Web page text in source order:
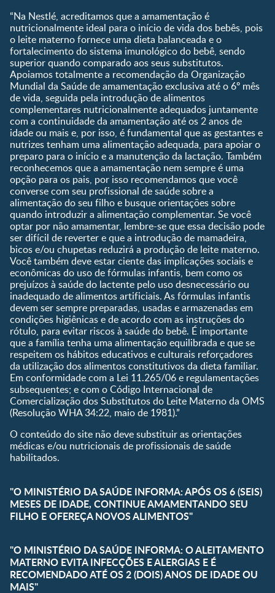
Fale conosco
Shopping
Compre Agora
Gravidez
Pós-Parto
0 a 5 meses
6 a 8 meses
9 a 12 meses
1 a 3 anos
Pré-escolar
Desenvolvimento
Ser Mãe e Pai
Nutrição, Alimentação e
Saúde
Ferramentas
Quando eu ficarei fértil?
Que dia meu bebê vai
nascer?
Guia de Nomes para Bebê
Calendário de semanas de
gravidez
Calculadora de cor dos
olhos
Curva de crescimento do
bebê
Planeta dos Pais
Receitas
“Na Nestlé, acreditamos que a amamentação é
nutricionalmente ideal para o início de vida dos bebês, pois
o leite materno fornece uma dieta balanceada e o
fortalecimento do sistema imunológico do bebê, sendo
superior quando comparado aos seus substitutos.
Apoiamos totalmente a recomendação da Organização
Mundial da Saúde de amamentação exclusiva até o 6º mês
de vida, seguida pela introdução de alimentos
complementares nutricionalmente adequados juntamente
com a continuidade da amamentação até os 2 anos de
idade ou mais e, por isso, é fundamental que as gestantes e
nutrizes tenham uma alimentação adequada, para apoiar o
preparo para o início e a manutenção da lactação. Também
reconhecemos que a amamentação nem sempre é uma
opção para os pais, por isso recomendamos que você
converse com seu profissional de saúde sobre a
alimentação do seu filho e busque orientações sobre
quando introduzir a alimentação complementar. Se você
optar por não amamentar, lembre-se que essa decisão pode
ser difícil de reverter e que a introdução de mamadeira,
bicos e/ou chupetas reduzirá a produção de leite materno.
Você também deve estar ciente das implicações sociais e
econômicas do uso de fórmulas infantis, bem como os
prejuízos à saúde do lactente pelo uso desnecessário ou
inadequado de alimentos artificiais. As fórmulas infantis
devem ser sempre preparadas, usadas e armazenadas em
condições higiênicas e de acordo com as instruções do
rótulo, para evitar riscos à saúde do bebê. É importante
que a família tenha uma alimentação equilibrada e que se
respeitem os hábitos educativos e culturais reforçadores
da utilização dos alimentos constitutivos da dieta familiar.
Em conformidade com a Lei 11.265/06 e regulamentações
subsequentes; e com o Código Internacional de
Comercialização dos Substitutos do Leite Materno da OMS
(Resolução WHA 34:22, maio de 1981).”
O conteúdo do site não deve substituir as orientações
médicas e/ou nutricionais de profissionais de saúde
habilitados.
"O MINISTÉRIO DA SAÚDE INFORMA: APÓS OS 6 (SEIS)
MESES DE IDADE, CONTINUE AMAMENTANDO SEU
FILHO E OFEREÇA NOVOS ALIMENTOS"
"O MINISTÉRIO DA SAÚDE INFORMA: O ALEITAMENTO
MATERNO EVITA INFECÇÕES E ALERGIAS E É
RECOMENDADO ATÉ OS 2 (DOIS) ANOS DE IDADE OU
MAIS"